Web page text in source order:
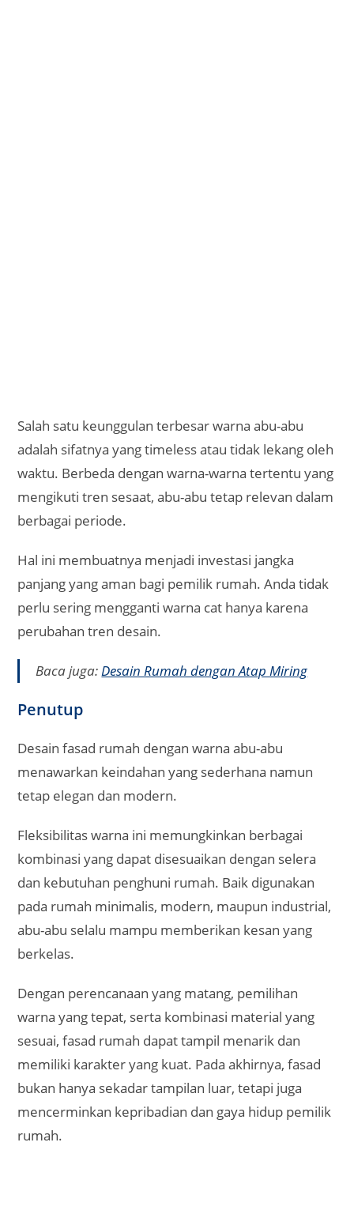
Salah satu keunggulan terbesar warna abu-abu
adalah sifatnya yang timeless atau tidak lekang oleh
waktu. Berbeda dengan warna-warna tertentu yang
mengikuti tren sesaat, abu-abu tetap relevan dalam
berbagai periode.
Hal ini membuatnya menjadi investasi jangka
panjang yang aman bagi pemilik rumah. Anda tidak
perlu sering mengganti warna cat hanya karena
perubahan tren desain.
Baca juga:Desain Rumah dengan Atap Miring
Penutup
Desain fasad rumah dengan warna abu-abu
menawarkan keindahan yang sederhana namun
tetap elegan dan modern.
Fleksibilitas warna ini memungkinkan berbagai
kombinasi yang dapat disesuaikan dengan selera
dan kebutuhan penghuni rumah. Baik digunakan
pada rumah minimalis, modern, maupun industrial,
abu-abu selalu mampu memberikan kesan yang
berkelas.
Dengan perencanaan yang matang, pemilihan
warna yang tepat, serta kombinasi material yang
sesuai, fasad rumah dapat tampil menarik dan
memiliki karakter yang kuat. Pada akhirnya, fasad
bukan hanya sekadar tampilan luar, tetapi juga
mencerminkan kepribadian dan gaya hidup pemilik
rumah.